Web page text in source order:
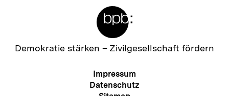
Zur
Demokratie stärken – Zivilgesellschaft fördern
Meta-
Navigation
Impressum
Datenschutz